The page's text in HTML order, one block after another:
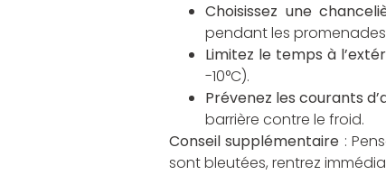
Choisissez une
pendant les
Limitez le temps à
-10°C).
Prévenez les courants
barrière contre le froid.
Conseil supplémentaire :
sont bleutées, rentrez